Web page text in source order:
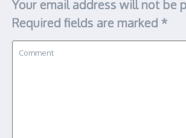
Your email address will not be
Required fields are marked *